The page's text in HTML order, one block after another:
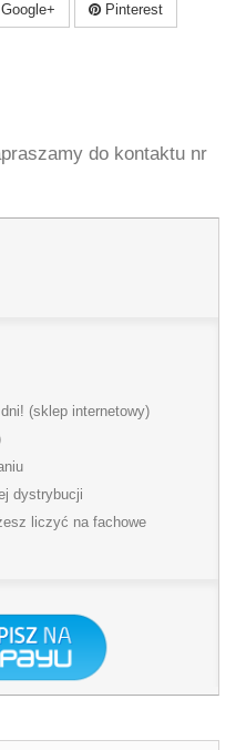
Google+ Pinterest
do kontaktu nr
(sklep internetowy)
dystrybucji
liczyć na fachowe